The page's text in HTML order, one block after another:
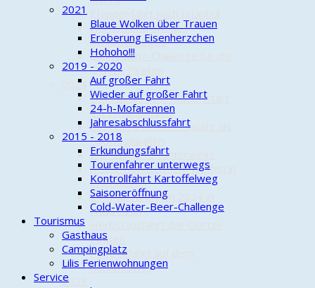
Herbstkontrolle des
Kartoffelweges
Baumpflanz-Challenge für die
Oertze Piraten
2024
Eigentlich… oder: Saisonstart
mit Hindernissen
Oertze Piraten im Einsatz als
Radwegepaten
Die "Wilde 13" unterwegs
Kleine-Kennzeichen-Treffen in
Brambostel
24-h-Mofarennen 2024 in
Haus Ilster
Piraten
Kontrollfahrt auf dem
Kartoffelweg
2023
2021
Blaue Wolken über Trauen
Eroberung Eisenherzchen
Hohoho!!!
2019 - 2020
Auf großer Fahrt
Wieder auf großer Fahrt
24-h-Mofarennen
Jahresabschlussfahrt
2015 - 2018
Erkundungsfahrt
Tourenfahrer unterwegs
Kontrollfahrt Kartoffelweg
Saisoneröffnung
Cold-Water-Beer-Challenge
Tourismus
Gasthaus
Campingplatz
Lilis Ferienwohnungen
Service